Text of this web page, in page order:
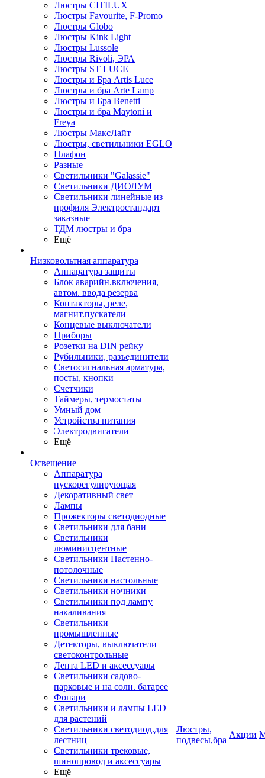
Люстры CITILUX
Люстры Favourite, F-Promo
Люстры Globo
Люстры Kink Light
Люстры Lussole
Люстры Rivoli, ЭРА
Люстры ST LUCE
Люстры и Бра Artis Luce
Люстры и бра Arte Lamp
Люстры и Бра Benetti
Люстры и бра Maytoni и
Freya
Люстры МаксЛайт
Люстры, светильники EGLO
Плафон
Разные
Светильники "Galassie"
Светильники ДИОЛУМ
Светильники линейные из
профиля Электростандарт
заказные
ТДМ люстры и бра
Ещё
Низковольтная аппаратура
Аппаратура защиты
Блок аварийн.включения,
автом. ввода резерва
Контакторы, реле,
магнит.пускатели
Концевые выключатели
Приборы
Розетки на DIN рейку
Рубильники, разъединители
Светосигнальная арматура,
посты, кнопки
Счетчики
Таймеры, термостаты
Умный дом
Устройства питания
Электродвигатели
Ещё
Освещение
Аппаратура
пускорегулирующая
Декоративный свет
Лампы
Прожекторы светодиодные
Светильники для бани
Светильники
люминисцентные
Светильники Настенно-
потолочные
Светильники настольные
Светильники ночники
Светильники под лампу
накаливания
Светильники
промышленные
Детекторы, выключатели
светоконтрольные
Лента LED и аксессуары
Светильники садово-
парковые и на солн. батарее
Фонари
Светильники и лампы LED
для растений
Светильники светодиод.для
лестниц
Светильники трековые,
шинопровод и аксессуары
Ещё
Люстры,
подвесы,бра
Акции